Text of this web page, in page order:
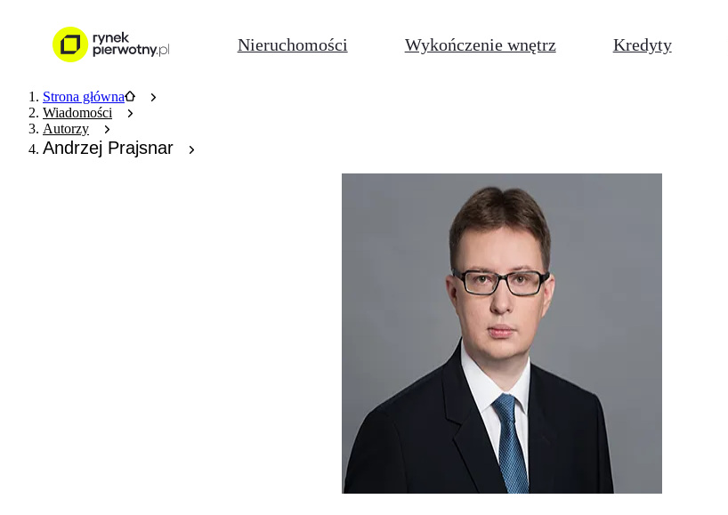
Nieruchomości Wykończenie wnętrz Kredyty
Strona główna
Wiadomości
Autorzy
Andrzej Prajsnar